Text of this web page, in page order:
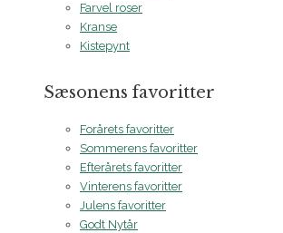
Farvel roser
Kranse
Kistepynt
Sæsonens favoritter
Forårets favoritter
Sommerens favoritter
Efterårets favoritter
Vinterens favoritter
Julens favoritter
Godt Nytår